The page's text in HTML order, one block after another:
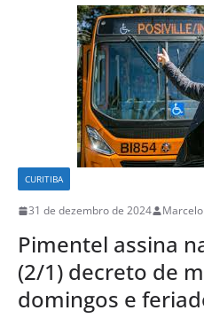
CURITIBA
31 de dezembro de 2024
Pimentel assina
(2/1) decreto de
domingos e